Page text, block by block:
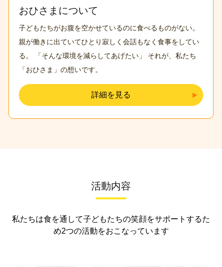
おひさまについて
子どもたちがお腹を空かせているのに食べるものがない。
親が働きに出ていてひとり寂しく会話もなく食事をしてい
る。 「そんな環境を減らしてあげたい」
それが、私たち
「おひさま」の想いです。
詳細を見る
活動内容
私たちは食を通して子どもたちの笑顔をサポートするた
め2つの活動をおこなっています